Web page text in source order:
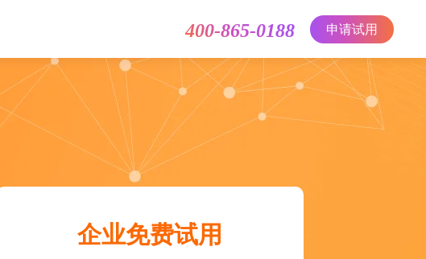
400-865-0188 申请试用
企业免费试用